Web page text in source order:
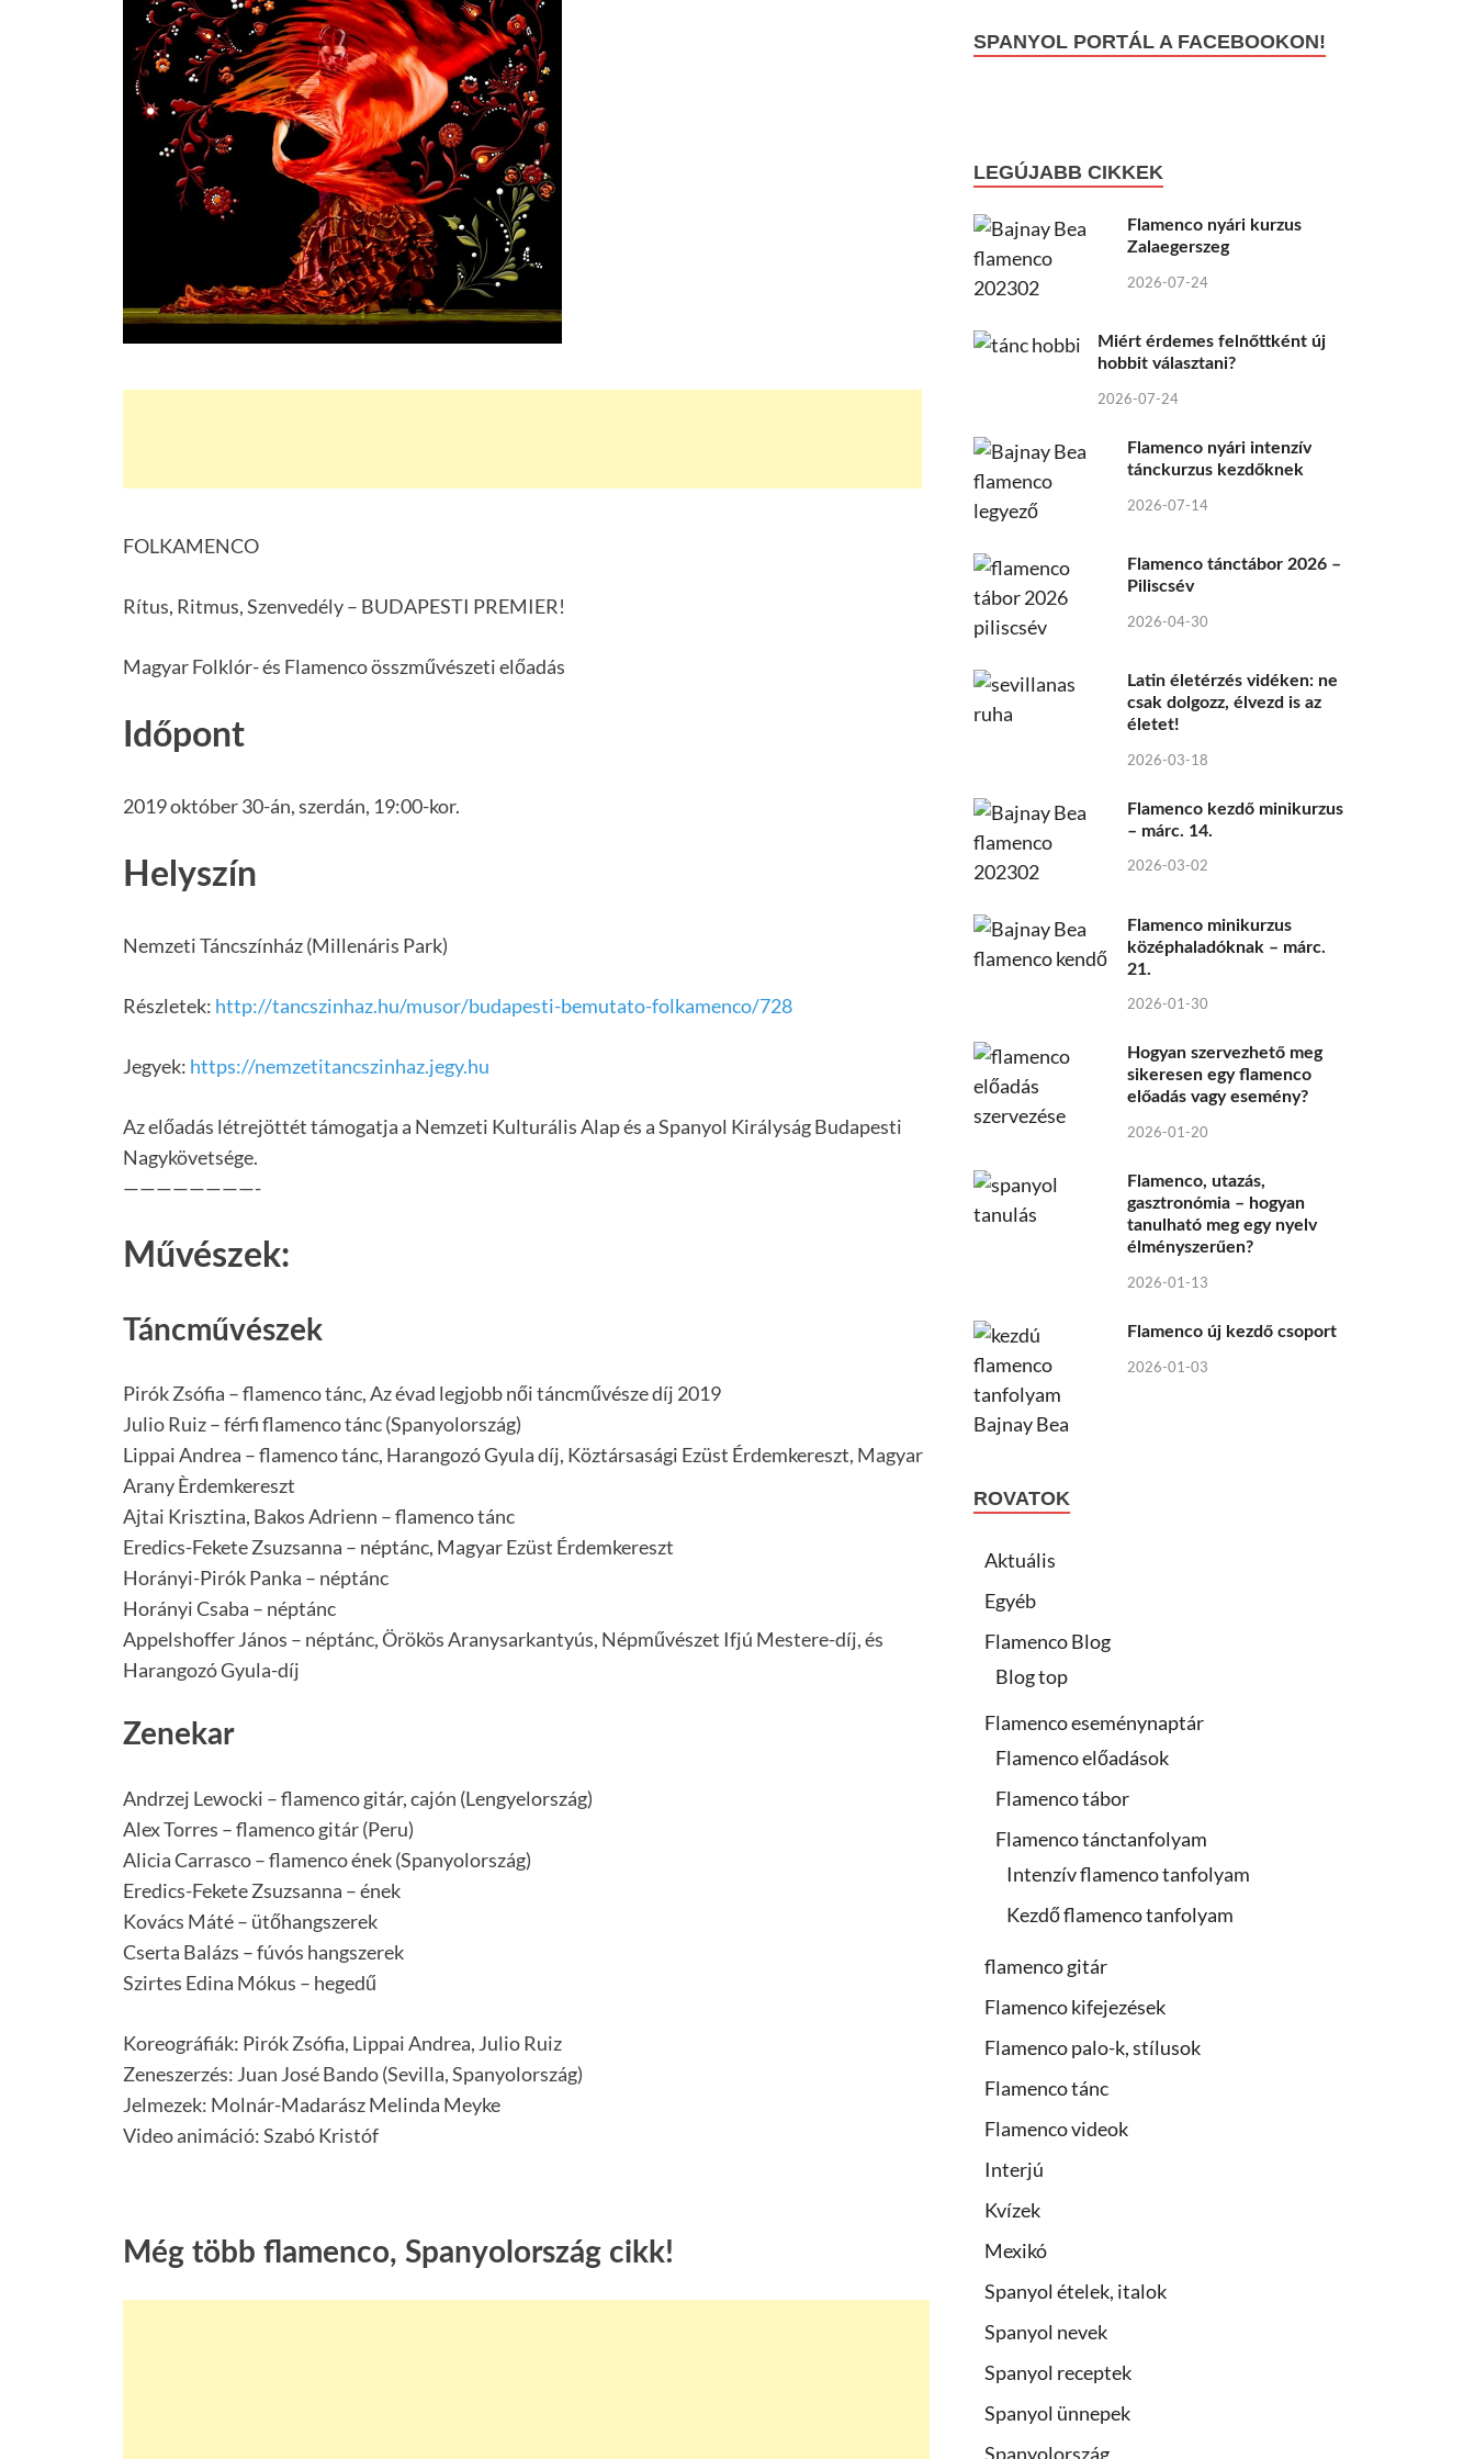
FOLKAMENCO
Rítus, Ritmus, Szenvedély – BUDAPESTI PREMIER!
Magyar Folklór- és Flamenco összművészeti előadás
Időpont
2019 október 30-án, szerdán, 19:00-kor.
Helyszín
Nemzeti Táncszínház (Millenáris Park)
Részletek: http://tancszinhaz.hu/musor/budapesti-bemutato-folkamenco/728
Jegyek: https://nemzetitancszinhaz.jegy.hu
Az előadás létrejöttét támogatja a Nemzeti Kulturális Alap és a Spanyol Királyság Budapesti
Nagykövetsége.
————————-
Művészek:
Táncművészek
Pirók Zsófia – flamenco tánc, Az évad legjobb női táncművésze díj 2019
Julio Ruiz – férfi flamenco tánc (Spanyolország)
Lippai Andrea – flamenco tánc, Harangozó Gyula díj, Köztársasági Ezüst Érdemkereszt, Magyar
Arany Èrdemkereszt
Ajtai Krisztina, Bakos Adrienn – flamenco tánc
Eredics-Fekete Zsuzsanna – néptánc, Magyar Ezüst Érdemkereszt
Horányi-Pirók Panka – néptánc
Horányi Csaba – néptánc
Appelshoffer János – néptánc, Örökös Aranysarkantyús, Népművészet Ifjú Mestere-díj, és
Harangozó Gyula-díj
Zenekar
Andrzej Lewocki – flamenco gitár, cajón (Lengyelország)
Alex Torres – flamenco gitár (Peru)
Alicia Carrasco – flamenco ének (Spanyolország)
Eredics-Fekete Zsuzsanna – ének
Kovács Máté – ütőhangszerek
Cserta Balázs – fúvós hangszerek
Szirtes Edina Mókus – hegedű
Koreográfiák: Pirók Zsófia, Lippai Andrea, Julio Ruiz
Zeneszerzés: Juan José Bando (Sevilla, Spanyolország)
Jelmezek: Molnár-Madarász Melinda Meyke
Video animáció: Szabó Kristóf
Még több flamenco, Spanyolország cikk!
SPANYOL PORTÁL A FACEBOOKON!
LEGÚJABB CIKKEK
Flamenco nyári kurzus
Zalaegerszeg
2026-07-24
Miért érdemes felnőttként új
hobbit választani?
2026-07-24
Flamenco nyári intenzív
tánckurzus kezdőknek
2026-07-14
Flamenco tánctábor 2026 –
Piliscsév
2026-04-30
Latin életérzés vidéken: ne
csak dolgozz, élvezd is az
életet!
2026-03-18
Flamenco kezdő minikurzus
– márc. 14.
2026-03-02
Flamenco minikurzus
középhaladóknak – márc.
21.
2026-01-30
Hogyan szervezhető meg
sikeresen egy flamenco
előadás vagy esemény?
2026-01-20
Flamenco, utazás,
gasztronómia – hogyan
tanulható meg egy nyelv
élményszerűen?
2026-01-13
Flamenco új kezdő csoport
2026-01-03
ROVATOK
Aktuális
Egyéb
Flamenco Blog
Blog top
Flamenco eseménynaptár
Flamenco előadások
Flamenco tábor
Flamenco tánctanfolyam
Intenzív flamenco tanfolyam
Kezdő flamenco tanfolyam
flamenco gitár
Flamenco kifejezések
Flamenco palo-k, stílusok
Flamenco tánc
Flamenco videok
Interjú
Kvízek
Mexikó
Spanyol ételek, italok
Spanyol nevek
Spanyol receptek
Spanyol ünnepek
Spanyolország